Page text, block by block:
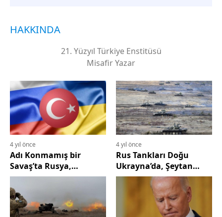
HAKKINDA
21. Yüzyıl Türkiye Enstitüsü
Misafir Yazar
4 yıl önce
Adı Konmamış bir
Savaş’ta Rusya,
Ukrayna ve Türkiye
4 yıl önce
Rus Tankları Doğu
Ukrayna’da, Şeytan
İşbaşında